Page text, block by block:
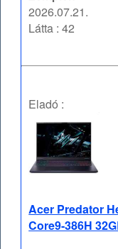
2026.07.21.
Látta : 42
Eladó :
Acer Predator
Core9-386H